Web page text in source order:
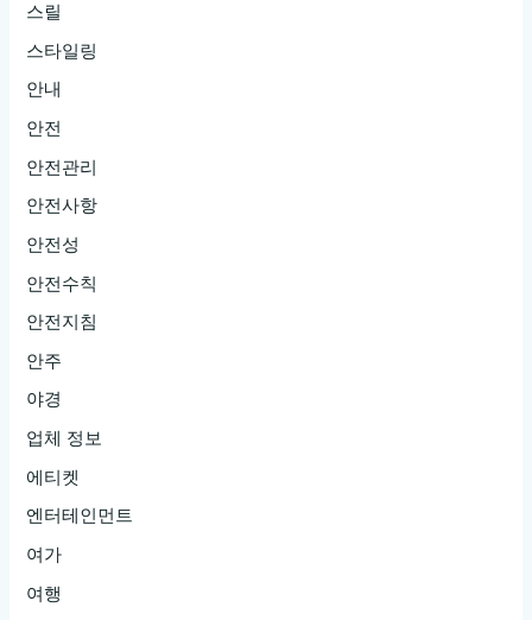
스릴
스타일링
안내
안전
안전관리
안전사항
안전성
안전수칙
안전지침
안주
야경
업체 정보
에티켓
엔터테인먼트
여가
여행